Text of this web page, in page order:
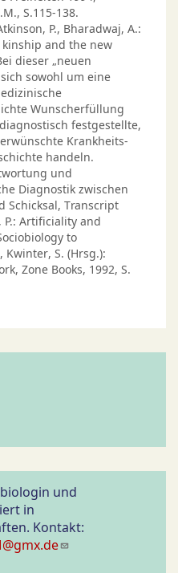
S.115-138.
P., Bharadwaj, A.:
and the new
dieser „neuen
sowohl um eine
Wunscherfüllung
festgestellte,
Krankheits-
handeln.
und
Diagnostik zwischen
Schicksal, Transcript
P.: Artificiality and
to
Kwinter, S. (Hrsg.):
Zone Books, 1992, S.
und
in
Kontakt: